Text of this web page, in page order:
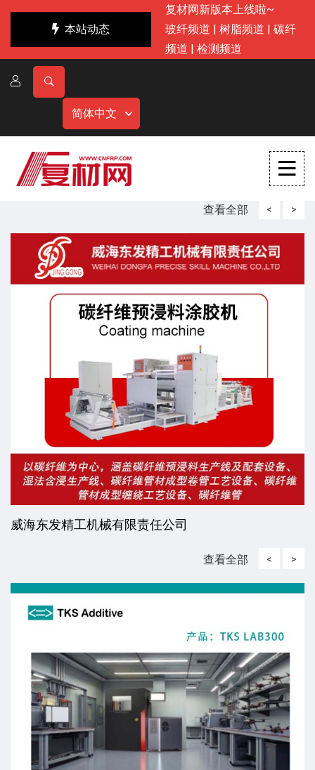
本站动态
复材网新版本上线啦~
玻纤频道 | 树脂频道 | 碳纤
频道 | 检测频道
简体中文
查看全部 <
威海东发精工机械有限责任公司
>
查看全部 < >